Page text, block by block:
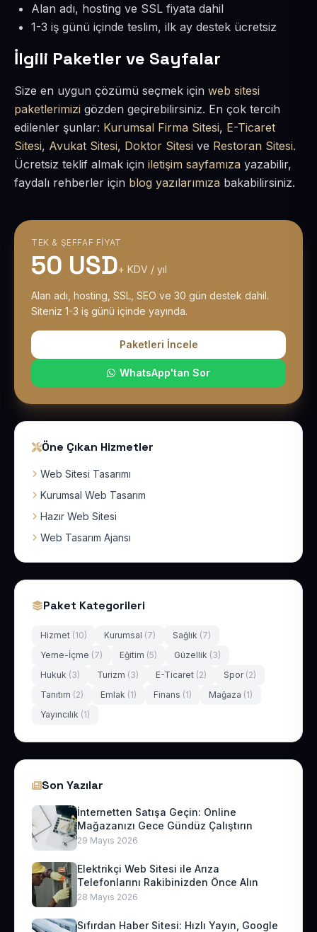
Alan adı, hosting ve SSL fiyata dahil
1-3 iş günü içinde teslim, ilk ay destek ücretsiz
İlgili Paketler ve Sayfalar
Size en uygun çözümü seçmek için web sitesi
paketlerimizi gözden geçirebilirsiniz. En çok tercih
edilenler şunlar: Kurumsal Firma Sitesi, E-Ticaret
Sitesi, Avukat Sitesi, Doktor Sitesi ve Restoran Sitesi.
Ücretsiz teklif almak için iletişim sayfamıza yazabilir,
faydalı rehberler için blog yazılarımıza bakabilirsiniz.
TEK & ŞEFFAF FIYAT
50 USD+ KDV / yıl
Alan adı, hosting, SSL, SEO ve 30 gün destek dahil.
Siteniz 1-3 iş günü içinde yayında.
Paketleri İncele
WhatsApp'tan Sor
Öne Çıkan Hizmetler
Web Sitesi Tasarımı
Kurumsal Web Tasarım
Hazır Web Sitesi
Web Tasarım Ajansı
Paket Kategorileri
Hizmet (10) Kurumsal (7) Sağlık (7)
Yeme-İçme (7) Eğitim (5) Güzellik (3)
Hukuk (3) Turizm (3) E-Ticaret (2) Spor (2)
Tanıtım (2) Emlak (1) Finans (1) Mağaza (1)
Yayıncılık (1)
Son Yazılar
İnternetten Satışa Geçin: Online
Mağazanızı Gece Gündüz Çalıştırın
29 Mayıs 2026
Elektrikçi Web Sitesi ile Arıza
Telefonlarını Rakibinizden Önce Alın
28 Mayıs 2026
Sıfırdan Haber Sitesi: Hızlı Yayın, Google